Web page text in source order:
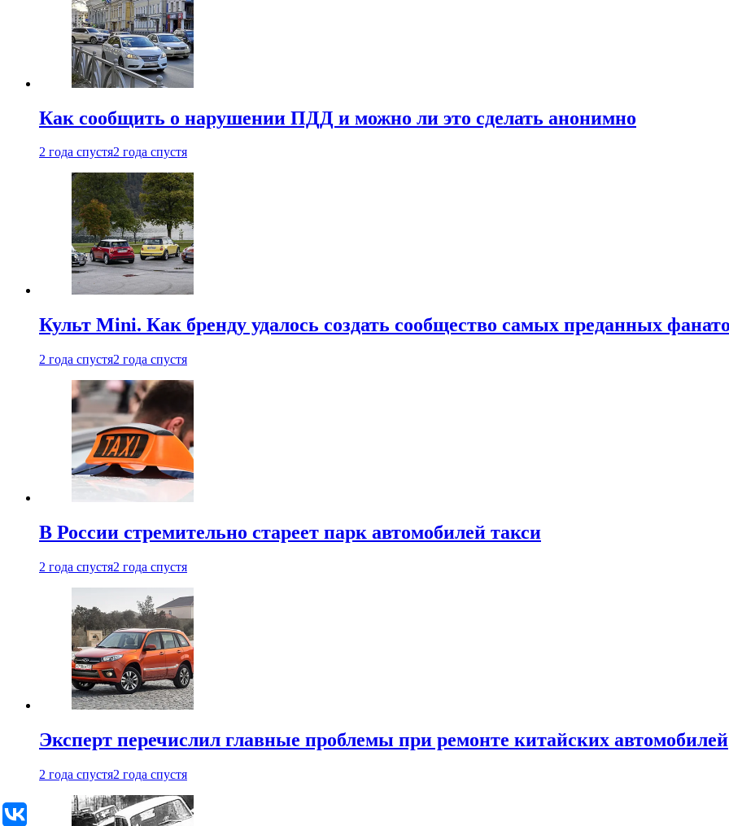
Как сообщить о нарушении ПДД и можно ли это сделать анонимно
2 года спустя2 года спустя
Культ Mini. Как бренду удалось создать сообщество самых преданных
2 года спустя2 года спустя
В России стремительно стареет парк автомобилей такси
2 года спустя2 года спустя
Эксперт перечислил главные проблемы при ремонте китайских автомобилей
2 года спустя2 года спустя